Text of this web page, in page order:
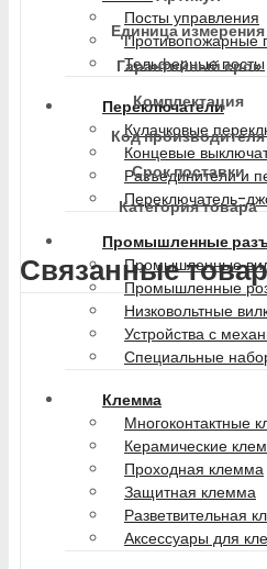
Посты управления
Противопожарные
Тельферные посты
Переключатели
Кулачковые
Концевые
Разъединители и
Переключатель-
Промышленные
Промышленные
Промышленные
Низковольтные
Устройства с
Специальные
Клемма
Многоконтактные
Керамические
Проходная клемма
Защитная клемма
Разветвительная
Аксессуары для
Единица измерения
Гарантийный срок
Комплектация
Код производителя
Срок поставки
Категория товара
Связанные